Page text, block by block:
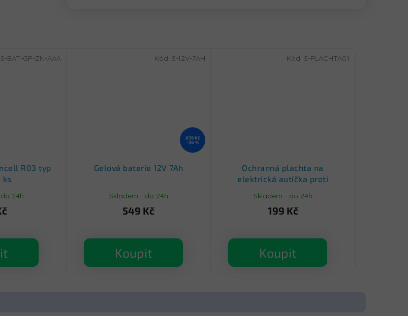
R03 typ
ks
24h
S-BAT-GP-ZN-AAA
839 Kč
–34 %
Gelová baterie 12V 7Ah
Skladem - do 24h
549 Kč
Koupit
Kód: S-12V-7AH
Ochranná plachta na
elektrická autíčka proti
Skladem - do 24h
199 Kč
Koupit
Kód: S-PLACHTA01